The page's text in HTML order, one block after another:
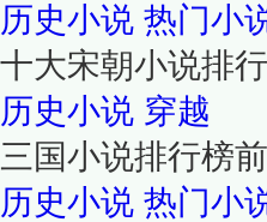
历史小说 热门小
十大宋朝小说排
历史小说 穿越
三国小说排行榜
历史小说 热门小